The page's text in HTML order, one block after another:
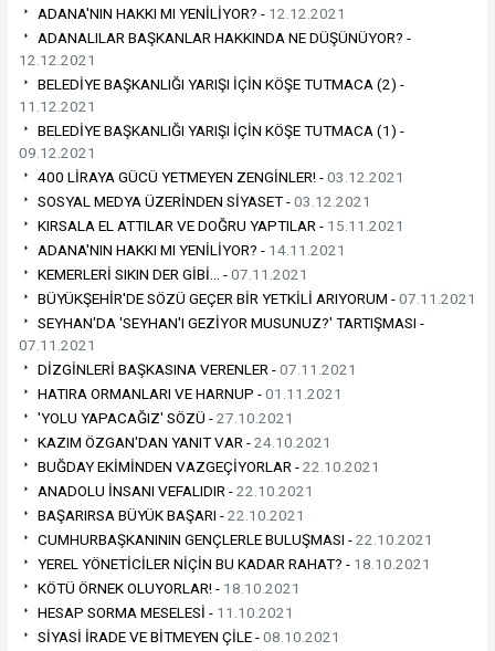
ADANA'NIN HAKKI MI YENİLİYOR? - 12.12.2021
ADANALILAR BAŞKANLAR HAKKINDA NE DÜŞÜNÜYOR? -
12.12.2021
BELEDİYE BAŞKANLIĞI YARIŞI İÇİN KÖŞE TUTMACA (2) -
11.12.2021
BELEDİYE BAŞKANLIĞI YARIŞI İÇİN KÖŞE TUTMACA (1) -
09.12.2021
400 LİRAYA GÜCÜ YETMEYEN ZENGİNLER! -03.12.2021
SOSYAL MEDYA ÜZERİNDEN SİYASET -03.12.2021
KIRSALA EL ATTILAR VE DOĞRU YAPTILAR - 15.11.2021
ADANA'NIN HAKKI MI YENİLİYOR? - 14.11.2021
KEMERLERİ SIKIN DER GİBİ… -07.11.2021
BÜYÜKŞEHİR'DE SÖZÜ GEÇER BİR YETKİLİ ARIYORUM -07.11.2021
SEYHAN'DA 'SEYHAN'I GEZİYOR MUSUNUZ?' TARTIŞMASI -
07.11.2021
DİZGİNLERİ BAŞKASINA VERENLER -07.11.2021
HATIRA ORMANLARI VE HARNUP -01.11.2021
'YOLU YAPACAĞIZ' SÖZÜ -27.10.2021
KAZIM ÖZGAN'DAN YANIT VAR -24.10.2021
BUĞDAY EKİMİNDEN VAZGEÇİYORLAR -22.10.2021
ANADOLU İNSANI VEFALIDIR -22.10.2021
BAŞARIRSA BÜYÜK BAŞARI -22.10.2021
CUMHURBAŞKANININ GENÇLERLE BULUŞMASI -22.10.2021
YEREL YÖNETİCİLER NİÇİN BU KADAR RAHAT? - 18.10.2021
KÖTÜ ÖRNEK OLUYORLAR! - 18.10.2021
HESAP SORMA MESELESİ - 11.10.2021
SİYASİ İRADE VE BİTMEYEN ÇİLE -08.10.2021